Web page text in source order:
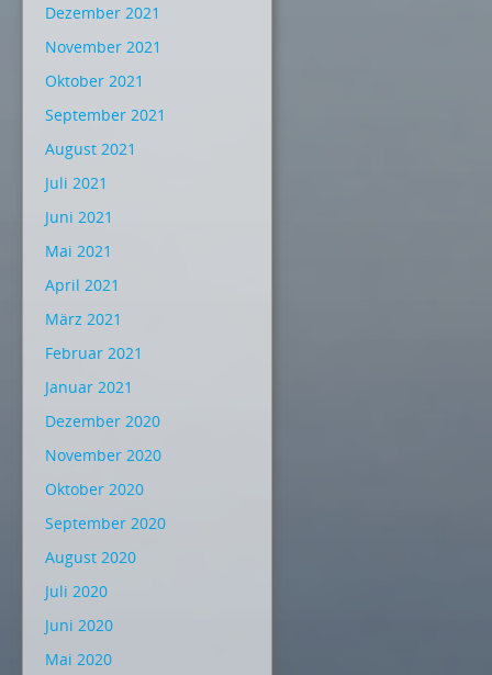
Dezember 2021
November 2021
Oktober 2021
September 2021
August 2021
Juli 2021
Juni 2021
Mai 2021
April 2021
März 2021
Februar 2021
Januar 2021
Dezember 2020
November 2020
Oktober 2020
September 2020
August 2020
Juli 2020
Juni 2020
Mai 2020